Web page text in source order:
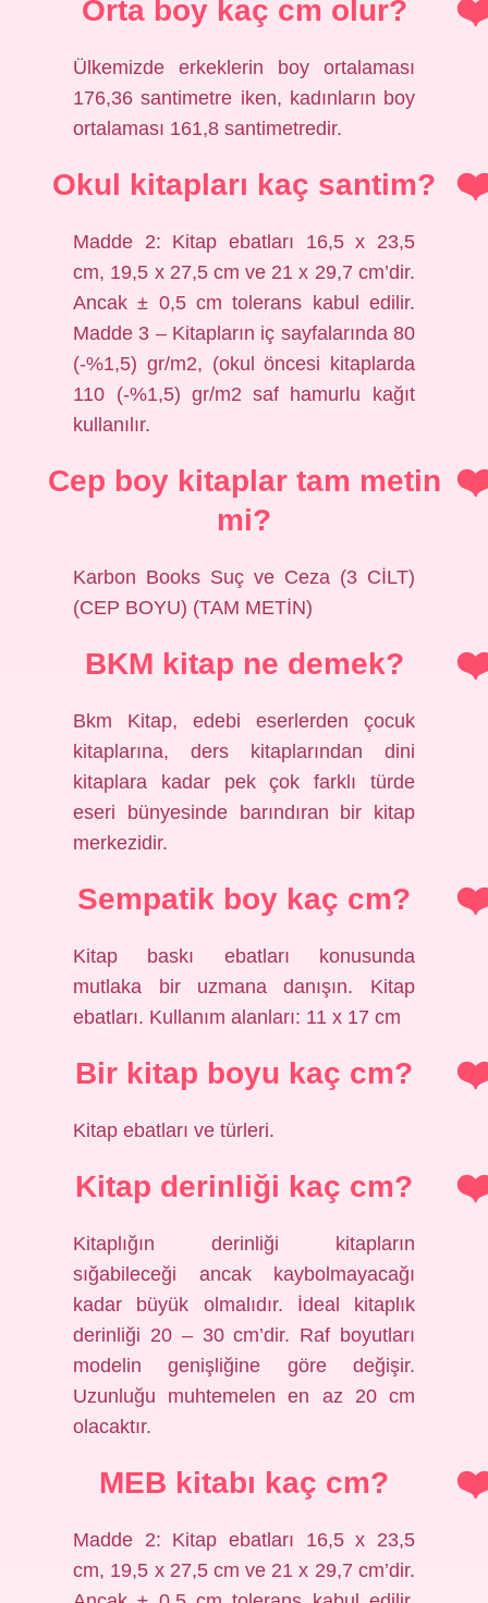
Orta boy kaç cm olur?
Ülkemizde erkeklerin boy ortalaması
176,36 santimetre iken, kadınların boy
ortalaması 161,8 santimetredir.
Okul kitapları kaç santim?
Madde 2: Kitap ebatları 16,5 x 23,5
cm, 19,5 x 27,5 cm ve 21 x 29,7 cm’dir.
Ancak ± 0,5 cm tolerans kabul edilir.
Madde 3 – Kitapların iç sayfalarında 80
(-%1,5) gr/m2, (okul öncesi kitaplarda
110 (-%1,5) gr/m2 saf hamurlu kağıt
kullanılır.
Cep boy kitaplar tam metin
mi?
Karbon Books Suç ve Ceza (3 CİLT)
(CEP BOYU) (TAM METİN)
BKM kitap ne demek?
Bkm Kitap, edebi eserlerden çocuk
kitaplarına, ders kitaplarından dini
kitaplara kadar pek çok farklı türde
eseri bünyesinde barındıran bir kitap
merkezidir.
Sempatik boy kaç cm?
Kitap baskı ebatları konusunda
mutlaka bir uzmana danışın. Kitap
ebatları. Kullanım alanları: 11 x 17 cm
Bir kitap boyu kaç cm?
Kitap ebatları ve türleri.
Kitap derinliği kaç cm?
Kitaplığın derinliği kitapların
sığabileceği ancak kaybolmayacağı
kadar büyük olmalıdır. İdeal kitaplık
derinliği 20 – 30 cm’dir. Raf boyutları
modelin genişliğine göre değişir.
Uzunluğu muhtemelen en az 20 cm
olacaktır.
MEB kitabı kaç cm?
Madde 2: Kitap ebatları 16,5 x 23,5
cm, 19,5 x 27,5 cm ve 21 x 29,7 cm’dir.